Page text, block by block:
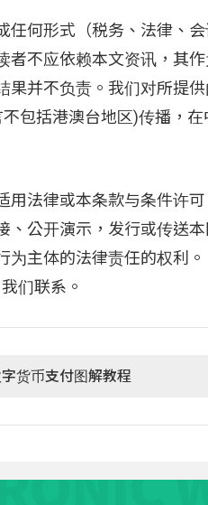
何形式（税务、法律、
不应依赖本文资讯，其
并不负责。我们对所提
包括港澳台地区)传播，
用法律或本条款与条件许
公开演示，发行或传送
主体的法律责任的权利。
们联系。
货币支付图解教程